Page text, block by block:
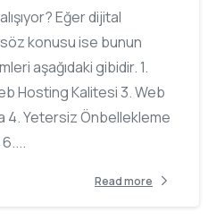
Eğer dijital
konusu ise bunun
aşağıdaki gibidir. 1.
Hosting Kalitesi 3. Web
4. Yetersiz Önbellekleme
Read more